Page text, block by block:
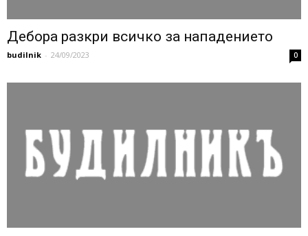
Дебора разкри всичко за нападението
budilnik - 24/09/2023 0